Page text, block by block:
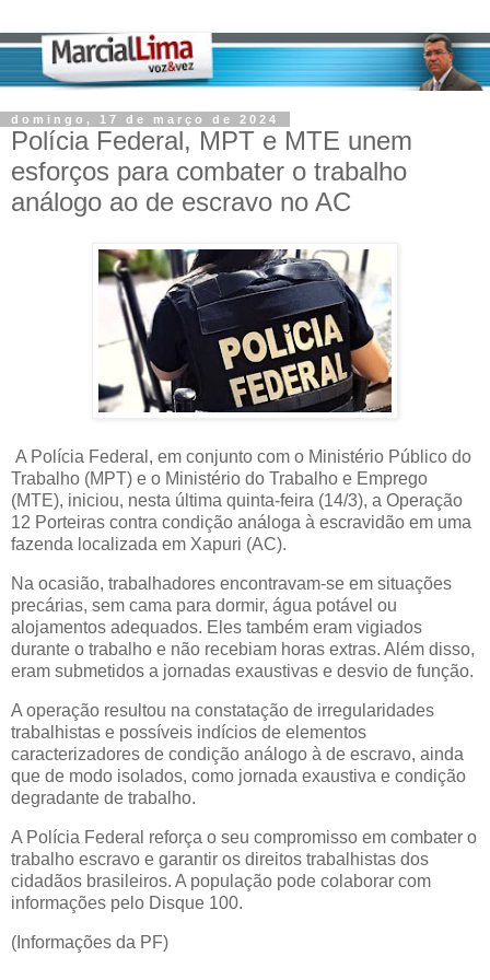
domingo, 17 de março de 2024
Polícia Federal, MPT e MTE unem
esforços para combater o trabalho
análogo ao de escravo no AC
A Polícia Federal, em conjunto com o Ministério Público do
Trabalho (MPT) e o Ministério do Trabalho e Emprego
(MTE), iniciou, nesta última quinta-feira (14/3), a Operação
12 Porteiras contra condição análoga à escravidão em uma
fazenda localizada em Xapuri (AC).
Na ocasião, trabalhadores encontravam-se em situações
precárias, sem cama para dormir, água potável ou
alojamentos adequados. Eles também eram vigiados
durante o trabalho e não recebiam horas extras. Além disso,
eram submetidos a jornadas exaustivas e desvio de função.
A operação resultou na constatação de irregularidades
trabalhistas e possíveis indícios de elementos
caracterizadores de condição análogo à de escravo, ainda
que de modo isolados, como jornada exaustiva e condição
degradante de trabalho.
A Polícia Federal reforça o seu compromisso em combater o
trabalho escravo e garantir os direitos trabalhistas dos
cidadãos brasileiros. A população pode colaborar com
informações pelo Disque 100.
(Informações da PF)